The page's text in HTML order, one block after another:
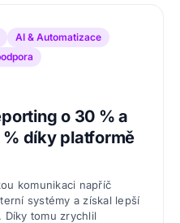
AI & Automatizace
o 30 % a
díky platformě
komunikaci napříč
systémy a získal lepší
Díky tomu zrychlil